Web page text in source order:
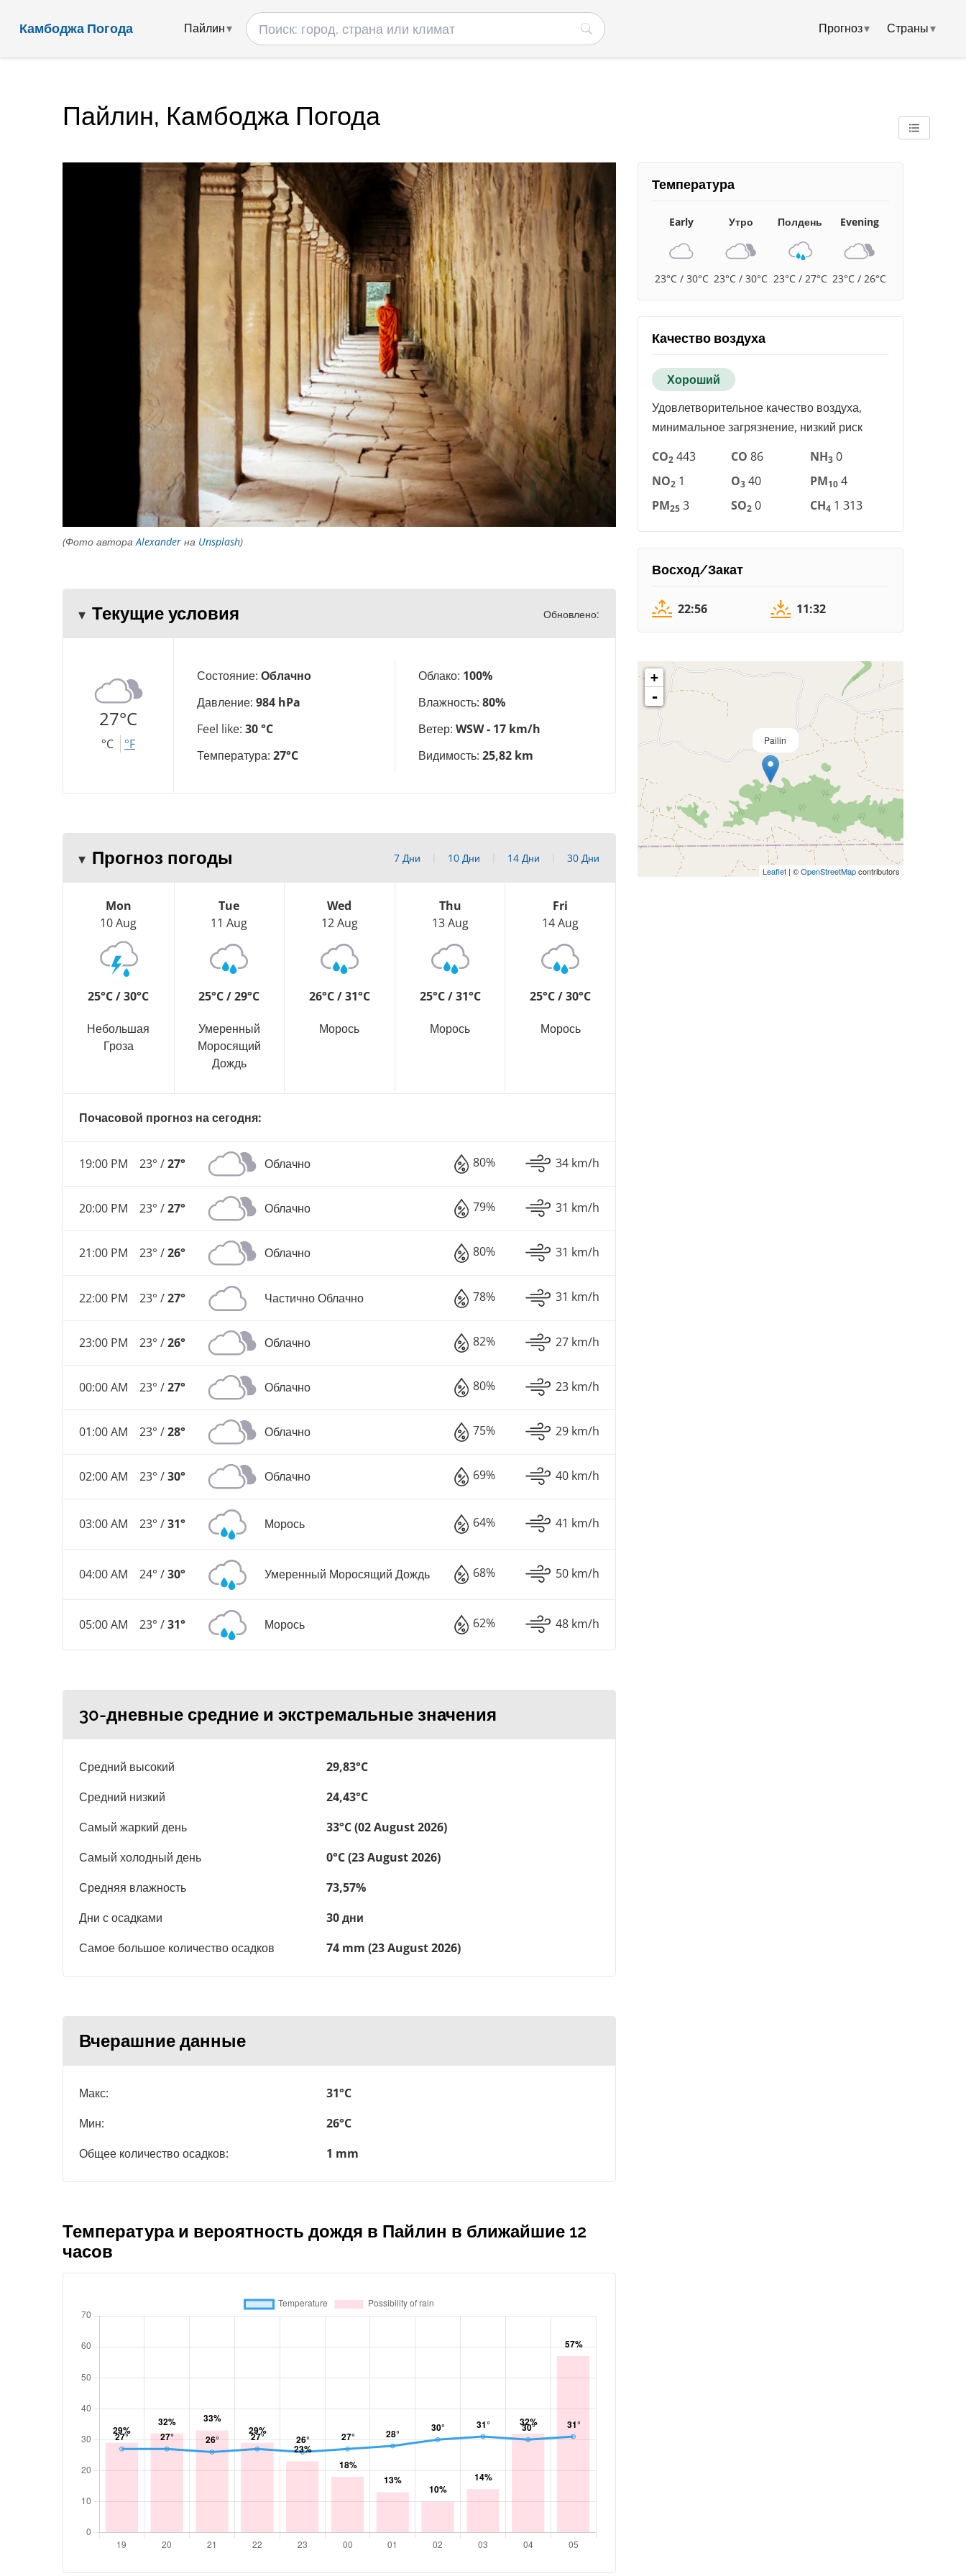
Камбоджа Погода Пайлин Прогноз▾ Страны▾
Пайлин, Камбоджа Погода
(Фото автора Alexander на Unsplash)
Текущие условия Обновлено:
27°C
°C °F
Состояние: Облачно
Давление: 984 hPa
Feel like: 30 °C
Температура: 27°C
Облако: 100%
Влажность: 80%
Ветер: WSW - 17 km/h
Видимость: 25,82 km
Прогноз погоды 7 Дни 10 Дни 14 Дни 30 Дни
Mon
10 Aug
25°C / 30°C
Небольшая
Гроза
Tue
11 Aug
25°C / 29°C
Умеренный
Моросящий
Дождь
Wed
12 Aug
26°C / 31°C
Морось
Thu
13 Aug
25°C / 31°C
Морось
Fri
14 Aug
25°C / 30°C
Морось
Почасовой прогноз на сегодня:
19:00 PM 23° /27° Облачно 80% 34 km/h
20:00 PM 23° /27° Облачно 79% 31 km/h
21:00 PM 23° /26° Облачно 80% 31 km/h
22:00 PM 23° /27° Частично Облачно 78% 31 km/h
23:00 PM 23° /26° Облачно 82% 27 km/h
00:00 AM 23° /27° Облачно 80% 23 km/h
01:00 AM 23° /28° Облачно 75% 29 km/h
02:00 AM 23° /30° Облачно 69% 40 km/h
03:00 AM 23° /31° Морось 64% 41 km/h
04:00 AM 24° /30° Умеренный Моросящий Дождь 68% 50 km/h
05:00 AM 23° /31° Морось 62% 48 km/h
30-дневные средние и экстремальные значения
Средний высокий
29,83°C
Средний низкий
24,43°C
Самый жаркий день
33°C (02 August 2026)
Самый холодный день
0°C (23 August 2026)
Средняя влажность
73,57%
Дни с осадками
30 дни
Самое большое количество осадков
74 mm (23 August 2026)
Вчерашние данные
Макс:
31°C
Мин:
26°C
Общее количество осадков:
1 mm
Температура и вероятность дождя в Пайлин в ближайшие 12
часов
Температура
Early
23°C / 30°C
Утро
23°C / 30°C
Полдень
23°C / 27°C
Evening
23°C / 26°C
Качество воздуха
Хороший
Удовлетворительное качество воздуха,
минимальное загрязнение, низкий риск
CO2 443 CO 86 NH3 0
NO2 1 O3 40 PM10 4
PM25 3 SO2 0 CH4 1 313
Восход/Закат
22:56 11:32
Pailin
+
-
Leaflet | ©OpenStreetMapcontributors